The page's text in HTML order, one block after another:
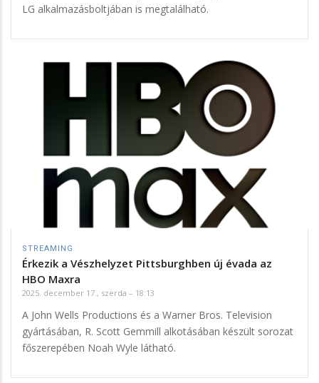
LG alkalmazásboltjában is megtalálható.
STREAMING
Érkezik a Vészhelyzet Pittsburghben új évada az
HBO Maxra
2025. december 17., szerda – 18:13
A John Wells Productions és a Warner Bros. Television
gyártásában, R. Scott Gemmill alkotásában készült sorozat
főszerepében Noah Wyle látható.